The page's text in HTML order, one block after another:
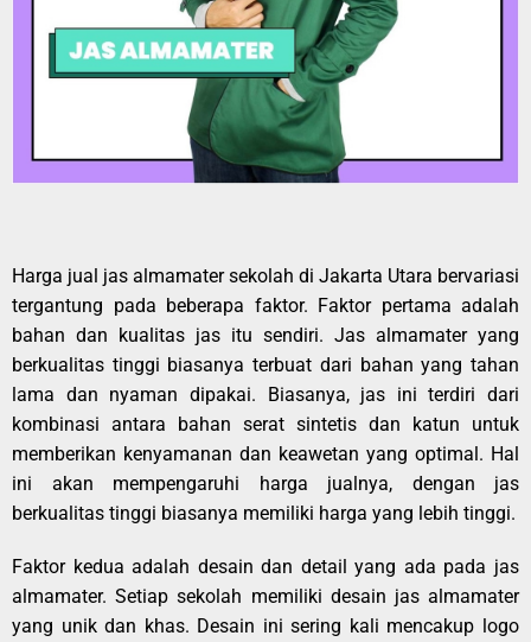
Harga jual jas almamater sekolah di Jakarta Utara bervariasi
tergantung pada beberapa faktor. Faktor pertama adalah
bahan dan kualitas jas itu sendiri. Jas almamater yang
berkualitas tinggi biasanya terbuat dari bahan yang tahan
lama dan nyaman dipakai. Biasanya, jas ini terdiri dari
kombinasi antara bahan serat sintetis dan katun untuk
memberikan kenyamanan dan keawetan yang optimal. Hal
ini akan mempengaruhi harga jualnya, dengan jas
berkualitas tinggi biasanya memiliki harga yang lebih tinggi.
Faktor kedua adalah desain dan detail yang ada pada jas
almamater. Setiap sekolah memiliki desain jas almamater
yang unik dan khas. Desain ini sering kali mencakup logo